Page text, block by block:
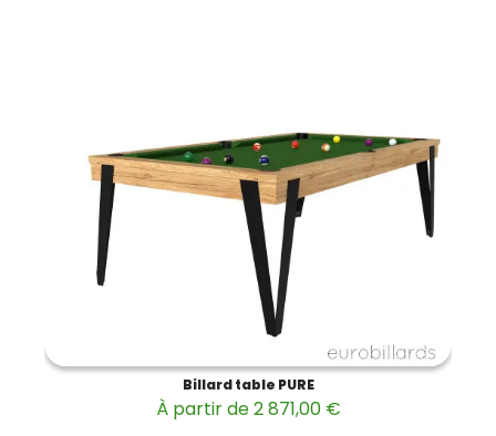
Billard table PURE
À partir de 2 871,00 €